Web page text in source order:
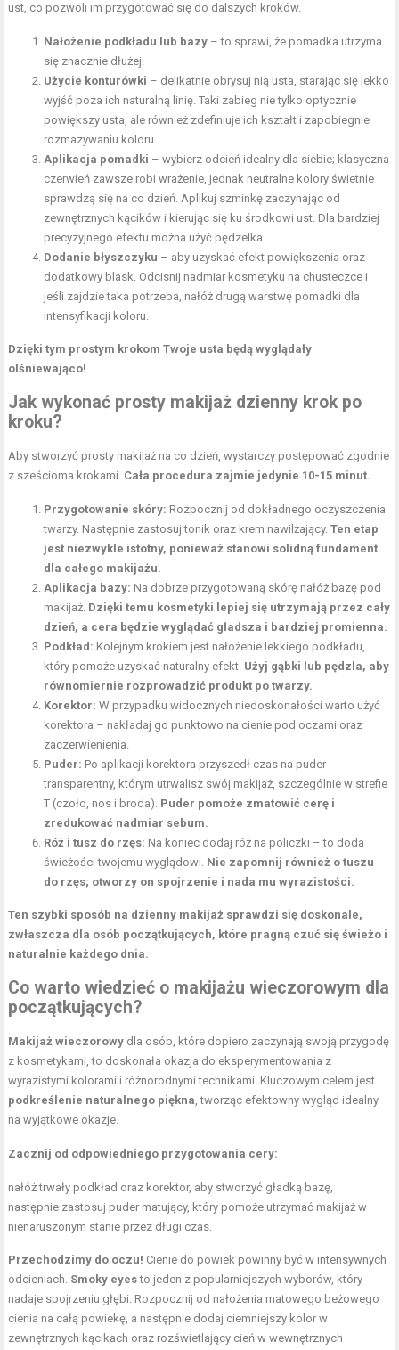
ust, co pozwoli im przygotować się do dalszych kroków.
Nałożenie podkładu lub bazy – to sprawi, że pomadka utrzyma
się znacznie dłużej.
Użycie konturówki – delikatnie obrysuj nią usta, starając się lekko
wyjść poza ich naturalną linię. Taki zabieg nie tylko optycznie
powiększy usta, ale również zdefiniuje ich kształt i zapobiegnie
rozmazywaniu koloru.
Aplikacja pomadki – wybierz odcień idealny dla siebie; klasyczna
czerwień zawsze robi wrażenie, jednak neutralne kolory świetnie
sprawdzą się na co dzień. Aplikuj szminkę zaczynając od
zewnętrznych kącików i kierując się ku środkowi ust. Dla bardziej
precyzyjnego efektu można użyć pędzelka.
Dodanie błyszczyku – aby uzyskać efekt powiększenia oraz
dodatkowy blask. Odcisnij nadmiar kosmetyku na chusteczce i
jeśli zajdzie taka potrzeba, nałóż drugą warstwę pomadki dla
intensyfikacji koloru.
Dzięki tym prostym krokom Twoje usta będą wyglądały
olśniewająco!
Jak wykonać prosty makijaż dzienny krok po
kroku?
Aby stworzyć prosty makijaż na co dzień, wystarczy postępować zgodnie
z sześcioma krokami. Cała procedura zajmie jedynie 10-15 minut.
Przygotowanie skóry: Rozpocznij od dokładnego oczyszczenia
twarzy. Następnie zastosuj tonik oraz krem nawilżający.Ten etap
jest niezwykle istotny, ponieważ stanowi solidną fundament
dla całego makijażu.
Aplikacja bazy: Na dobrze przygotowaną skórę nałóż bazę pod
makijaż. Dzięki temu kosmetyki lepiej się utrzymają przez cały
dzień, a cera będzie wyglądać gładsza i bardziej promienna.
Podkład: Kolejnym krokiem jest nałożenie lekkiego podkładu,
który pomoże uzyskać naturalny efekt. Użyj gąbki lub pędzla, aby
równomiernie rozprowadzić produkt po twarzy.
Korektor: W przypadku widocznych niedoskonałości warto użyć
korektora – nakładaj go punktowo na cienie pod oczami oraz
zaczerwienienia.
Puder: Po aplikacji korektora przyszedł czas na puder
transparentny, którym utrwalisz swój makijaż, szczególnie w strefie
T (czoło, nos i broda). Puder pomoże zmatowić cerę i
zredukować nadmiar sebum.
Róż i tusz do rzęs: Na koniec dodaj róż na policzki – to doda
świeżości twojemu wyglądowi. Nie zapomnij również o tuszu
do rzęs; otworzy on spojrzenie i nada mu wyrazistości.
Ten szybki sposób na dzienny makijaż sprawdzi się doskonale,
zwłaszcza dla osób początkujących, które pragną czuć się świeżo i
naturalnie każdego dnia.
Co warto wiedzieć o makijażu wieczorowym dla
początkujących?
Makijaż wieczorowy dla osób, które dopiero zaczynają swoją przygodę
z kosmetykami, to doskonała okazja do eksperymentowania z
wyrazistymi kolorami i różnorodnymi technikami. Kluczowym celem jest
podkreślenie naturalnego piękna, tworząc efektowny wygląd idealny
na wyjątkowe okazje.
Zacznij od odpowiedniego przygotowania cery:
nałóż trwały podkład oraz korektor, aby stworzyć gładką bazę,
następnie zastosuj puder matujący, który pomoże utrzymać makijaż w
nienaruszonym stanie przez długi czas.
Przechodzimy do oczu! Cienie do powiek powinny być w intensywnych
odcieniach. Smoky eyesto jeden z popularniejszych wyborów, który
nadaje spojrzeniu głębi. Rozpocznij od nałożenia matowego beżowego
cienia na całą powiekę, a następnie dodaj ciemniejszy kolor w
zewnętrznych kącikach oraz rozświetlający cień w wewnętrznych